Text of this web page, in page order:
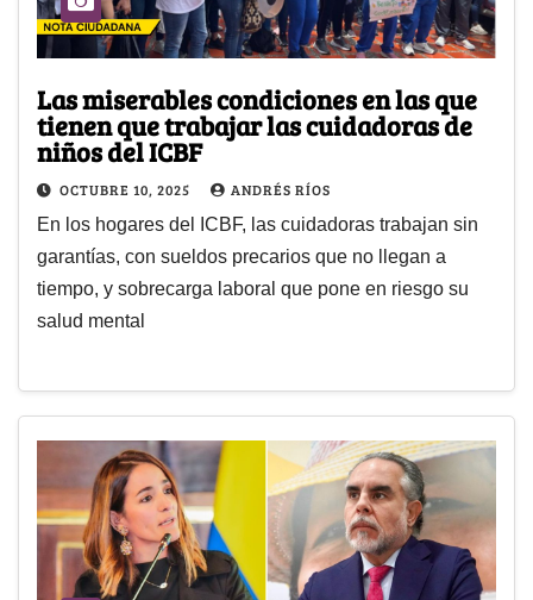
Las miserables condiciones en las que
tienen que trabajar las cuidadoras de
niños del ICBF
OCTUBRE 10, 2025 ANDRÉS RÍOS
En los hogares del ICBF, las cuidadoras trabajan sin
garantías, con sueldos precarios que no llegan a
tiempo, y sobrecarga laboral que pone en riesgo su
salud mental